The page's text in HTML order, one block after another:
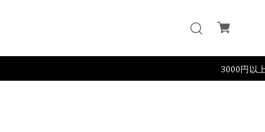
3000円以上のご購